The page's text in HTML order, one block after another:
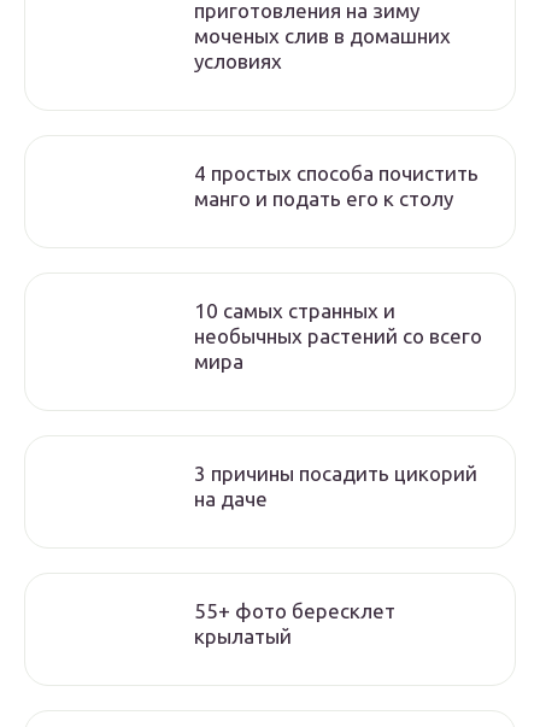
приготовления на зиму
моченых слив в домашних
условиях
4 простых способа почистить
манго и подать его к столу
10 самых странных и
необычных растений со всего
мира
3 причины посадить цикорий
на даче
55+ фото бересклет
крылатый